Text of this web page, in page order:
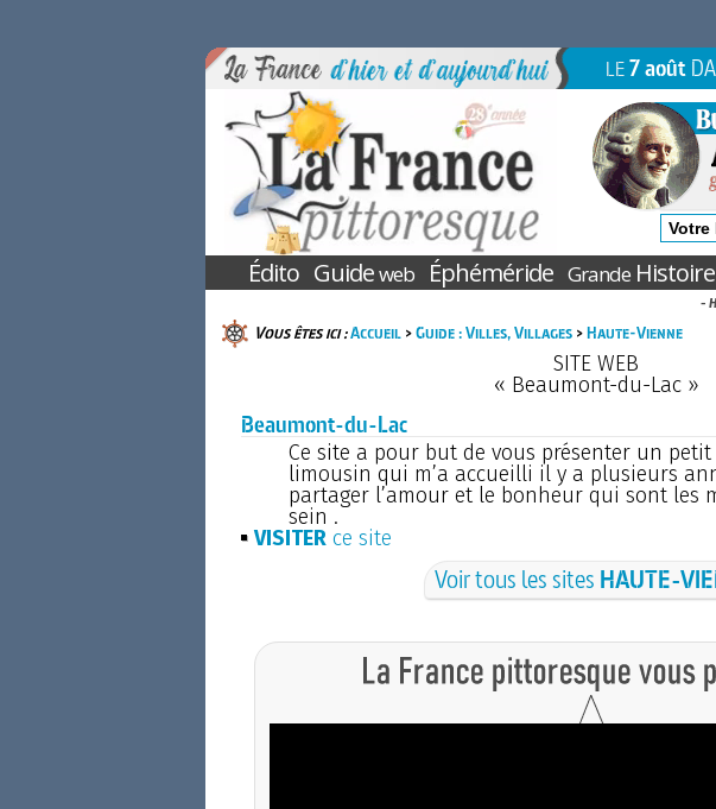
LE7 août
Édito Guideweb Éphéméride GrandeHistoire
-
Vous êtes ici :Accueil>Guide : Villes, Villages>Haute-Vienne
SITE WEB
« Beaumont-du-Lac »
Beaumont-du-Lac
Ce site a pour but de vous présenter un
limousin qui m’a accueilli il y a plusieurs
partager l’amour et le bonheur qui sont les
sein .
VISITERce site
Voir tous les sites HAUTE-